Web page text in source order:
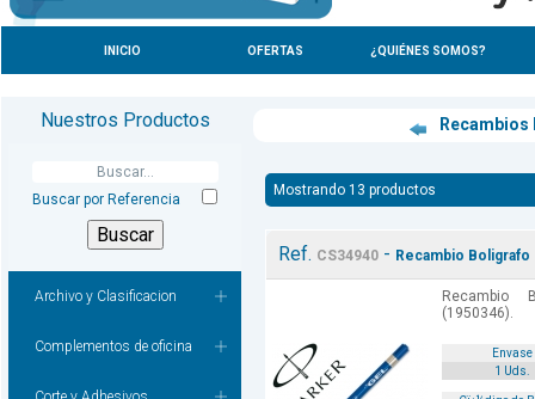
INICIO OFERTAS ¿QUIÉNES SOMOS?
Nuestros Productos
Buscar por Referencia
Archivo y Clasificacion
Complementos de oficina
Mostrando 13 productos
Ref. CS34940 - Recambio
Recambio
(1950346).
Envase
1 Uds.